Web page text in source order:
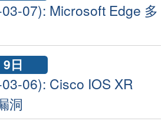
07): Microsoft Edge 多
日
06): Cisco IOS XR
洞